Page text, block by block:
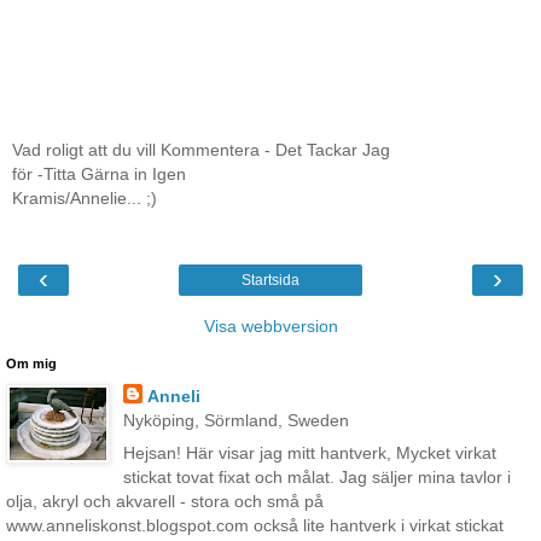
Vad roligt att du vill Kommentera - Det Tackar Jag
för -Titta Gärna in Igen
Kramis/Annelie... ;)
‹ ›
Startsida
Visa webbversion
Om mig
Anneli
Nyköping, Sörmland, Sweden
Hejsan! Här visar jag mitt hantverk, Mycket virkat
stickat tovat fixat och målat. Jag säljer mina tavlor i
olja, akryl och akvarell - stora och små på
www.anneliskonst.blogspot.com också lite hantverk i virkat stickat